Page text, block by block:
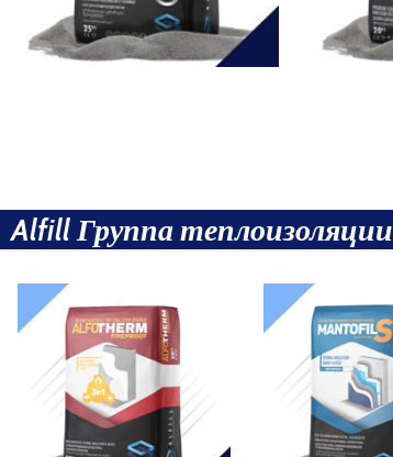
Alfill Группа теплоизоляции